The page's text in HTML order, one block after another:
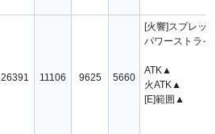
26391 11106 9625 5660
[火響]スプレッ
パワーストライ
ATK▲
火ATK▲
[E]範囲▲